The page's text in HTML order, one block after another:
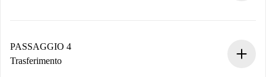
contatto con il proprietario.
Se rifiutata: non ti addebiteremo nulla e ti proporremo
PASSAGGIO 4
Trasferimento